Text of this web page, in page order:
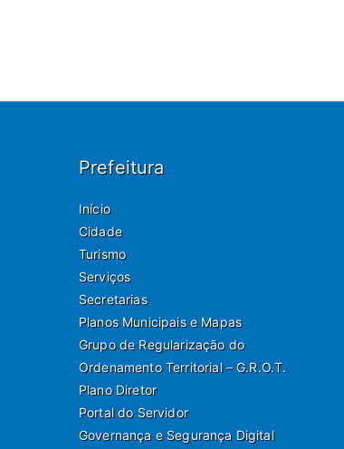
Prefeitura
Início
Cidade
Turismo
Serviços
Secretarias
Planos Municipais e Mapas
Grupo de Regularização do
Ordenamento Territorial – G.R.O.T.
Plano Diretor
Portal do Servidor
Governança e Segurança Digital